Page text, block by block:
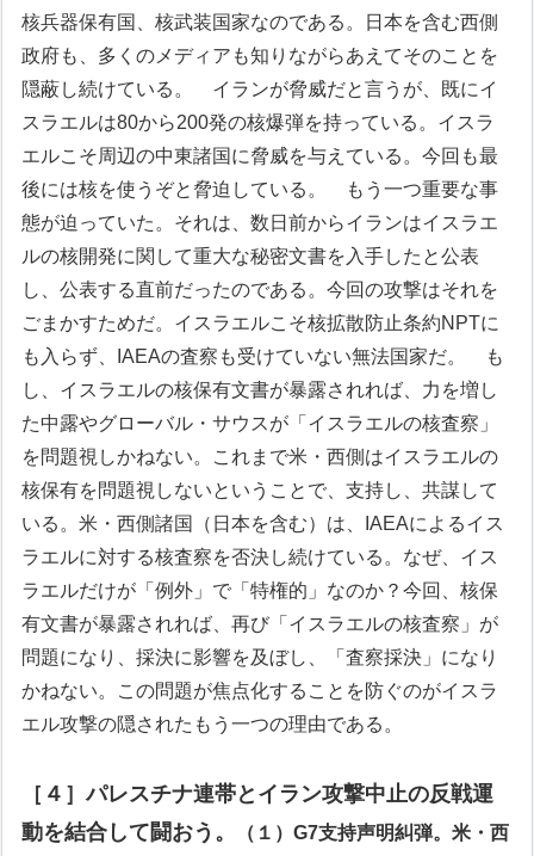
核兵器保有国、核武装国家なのである。日本を含む西側
政府も、多くのメディアも知りながらあえてそのことを
隠蔽し続けている。
イランが脅威だと言うが、既にイ
スラエルは80から200発の核爆弾を持っている。イスラ
エルこそ周辺の中東諸国に脅威を与えている。今回も最
後には核を使うぞと脅迫している。
もう一つ重要な事
態が迫っていた。それは、数日前からイランはイスラエ
ルの核開発に関して重大な秘密文書を入手したと公表
し、公表する直前だったのである。今回の攻撃はそれを
ごまかすためだ。イスラエルこそ核拡散防止条約NPTに
も入らず、IAEAの査察も受けていない無法国家だ。
も
し、イスラエルの核保有文書が暴露されれば、力を増し
た中露やグローバル・サウスが「イスラエルの核査察」
を問題視しかねない。これまで米・西側はイスラエルの
核保有を問題視しないということで、支持し、共謀して
いる。米・西側諸国（日本を含む）は、IAEAによるイス
ラエルに対する核査察を否決し続けている。なぜ、イス
ラエルだけが「例外」で「特権的」なのか？今回、核保
有文書が暴露されれば、再び「イスラエルの核査察」が
問題になり、採決に影響を及ぼし、「査察採決」になり
かねない。この問題が焦点化することを防ぐのがイスラ
エル攻撃の隠されたもう一つの理由である。
［４］パレスチナ連帯とイラン攻撃中止の反戦運
動を結合して闘おう。
（１）G7支持声明糾弾。米・西